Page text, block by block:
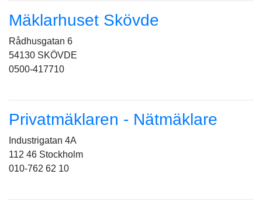
Mäklarhuset Skövde
Rådhusgatan 6
54130 SKÖVDE
0500-417710
Privatmäklaren - Nätmäklare
Industrigatan 4A
112 46 Stockholm
010-762 62 10